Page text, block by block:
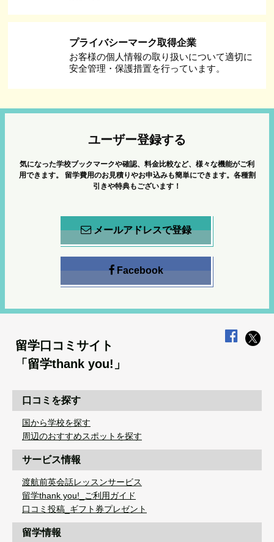
プライバシーマーク取得企業
お客様の個人情報の取り扱いについて適切に
安全管理・保護措置を行っています。
ユーザー登録する
気になった学校ブックマークや確認、料金比較など、様々な機能がご利
用できます。
留学費用のお見積りやお申込みも簡単にできます。各種割
引きや特典もございます！
メールアドレスで登録
Facebook
留学口コミサイト
「留学thank you!」
口コミを探す
国から学校を探す
周辺のおすすめスポットを探す
サービス情報
渡航前英会話レッスンサービス
留学thank you!_ご利用ガイド
口コミ投稿_ギフト券プレゼント
留学情報